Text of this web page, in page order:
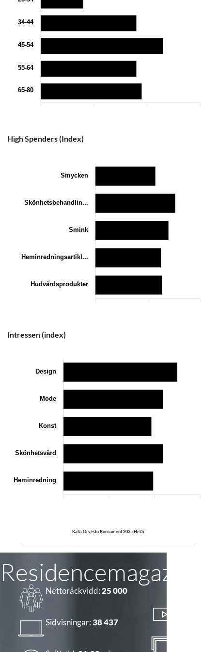
34-44
45-54
55-64
65-80
High Spenders (Index)
Smycken
Skönhetsbehandlin...
Smink
Heminredningsartikl...
Hudvårdsprodukter
Intressen (index)
Design
Mode
Konst
Skönhetsvård
Heminredning
Källa Orvesto Konsument 2025:Helår
Nettoräckvidd:25 000
Sidvisningar:38 437